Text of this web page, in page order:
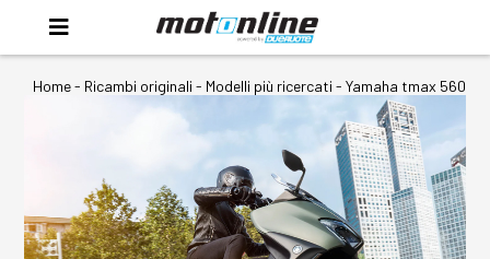
Home- Ricambi originali - Modelli più ricercati - Yamaha tmax 560